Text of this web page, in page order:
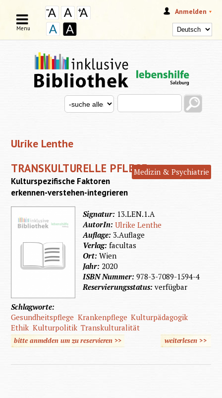
Anmelden
SUCHFORMULAR
Search this site
Search for
Menu
Ulrike Lenthe
TRANSKULTURELLE PFLEGEMedizin & Psychiatrie
Kulturspezifische Faktoren
erkennen-verstehen-integrieren
Signatur: 13.LEN.1.A
AutorIn:Ulrike Lenthe
Auflage: 3.Auflage
Verlag:facultas
Ort:Wien
Jahr: 2020
ISBN Nummer:978-3-7089-1594-4
Reservierungsstatus:verfügbar
Schlagworte:
Gesundheitspflege Krankenpflege Kulturpädagogik
Ethik Kulturpolitik Transkulturalität
bitte anmelden um zu reservieren >> weiterlesen>>